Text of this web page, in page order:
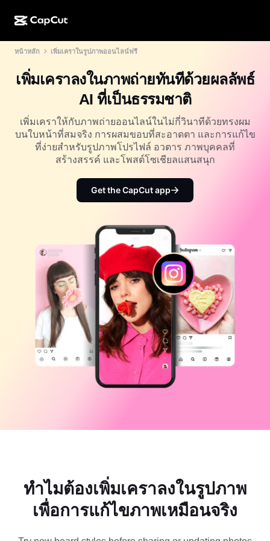
CapCut บนเดสก์ท็อป
CapCut Pad
CapCut บนมือถือ
Dreamina AI
การสร้างผลงานด้วย AI
การดีไซน์ด้วย AI
ตัวสร้างวิดีโอ AI
เครื่องมือสร้างรูปภาพ AI
เครื่องมือปรับปรุงรูปภาพ AI
Nano Banana Pro
Gemini Omni
ข้อความและเสียง
คำบรรยายอัตโนมัติ
แม่แบบคำบรรยาย
เสียงพูดแบบปรับแต่งเอง
ลดเสียงรบกวน
เครื่องมือ AI
เครื่องมือสร้างและแก้ไขรูปภาพ
เครื่องมือสร้างและแก้ไขเสียงพูด
โซเชียลมีเดีย
การตลาด
ไลฟ์สไตล์และวล็อก
ดีไซน์แบบปรับแต่งเอง
อื่นๆ
คู่มือแนะนำวิธีการ
ตัวเลือกยอดนิยม
เทรนด์และเคล็ดลับสำหรับแม่แบบ
อื่นๆ
แม่แบบโซเชียลมีเดีย
แม่แบบเทศกาลวันหยุด
อื่นๆ
แม่แบบวันครบรอบ
แม่แบบเอฟเฟกต์
แม่แบบธุรกิจ
แม่แบบอุตสาหกรรม
แม่แบบรีแคป
ชุมชน
โครงการริเริ่ม
พันธมิตร
โปรแกรมไพโอเนียร์
โปรแกรมพันธมิตรเพื่อการสร้างสรรค์
โปรแกรม CapCut Creative Campus
ความช่วยเหลือ
ศูนย์ความเชื่อถือ
ศูนย์ช่วยเหลือ
ห้องข่าว
เกี่ยวกับเงื่อนไขการใช้บริการของ CapCut
เปิด CapCut
หน้าหลัก เพิ่มเคราในรูปภาพออนไลน์ฟรี
เพิ่มเคราลงในภาพถ่ายทันทีด้วยผลลัพธ์
AI ที่เป็นธรรมชาติ
เพิ่มเคราให้กับภาพถ่ายออนไลน์ในไม่กี่วินาทีด้วยทรงผม
บนใบหน้าที่สมจริง การผสมขอบที่สะอาดตา และการแก้ไข
ที่ง่ายสำหรับรูปภาพโปรไฟล์ อวตาร ภาพบุคคลที่
สร้างสรรค์ และโพสต์โซเชียลแสนสนุก
Get the CapCut app
ทำไมต้องเพิ่มเคราลงในรูปภาพ
เพื่อการแก้ไขภาพเหมือนจริง